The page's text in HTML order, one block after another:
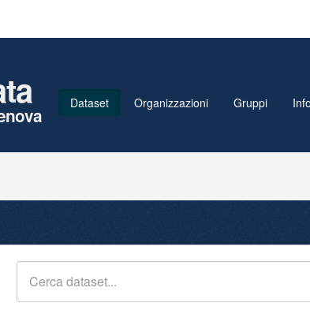
Dataset Organizzazioni Gruppi